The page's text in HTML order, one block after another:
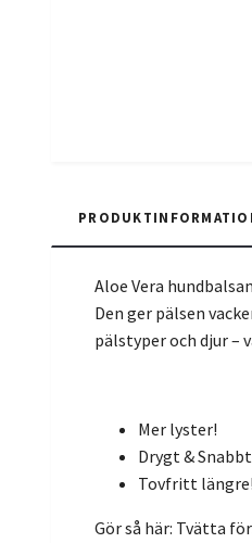
Aloe Vera
Den ger pälsen
pälstyper och djur –
Mer lyster!
Drygt &
Tovfritt längre!
Gör så här: Tvätta